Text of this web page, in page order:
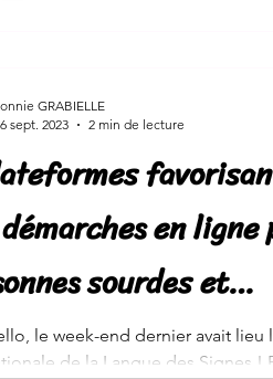
en ligne
sourdes et
le week-end dernier avait lieu
de la Langue des Signes !
GRABIELLE
sept. 2023
2 min de lecture